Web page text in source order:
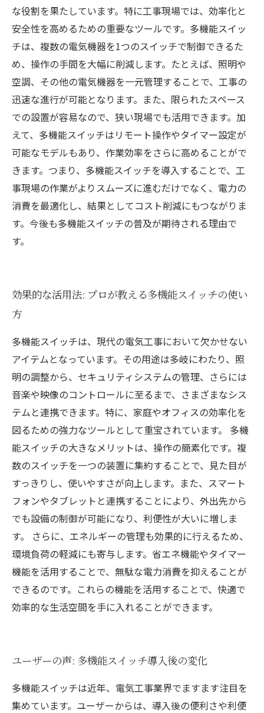
な役割を果たしています。特に工事現場では、効率化と
安全性を高めるための重要なツールです。多機能スイッ
チは、複数の電気機器を1つのスイッチで制御できるた
め、操作の手間を大幅に削減します。たとえば、照明や
空調、その他の電気機器を一元管理することで、工事の
迅速な進行が可能となります。また、限られたスペース
での設置が容易なので、狭い現場でも活用できます。加
えて、多機能スイッチはリモート操作やタイマー設定が
可能なモデルもあり、作業効率をさらに高めることがで
きます。つまり、多機能スイッチを導入することで、工
事現場の作業がよりスムーズに進むだけでなく、電力の
消費を最適化し、結果としてコスト削減にもつながりま
す。今後も多機能スイッチの普及が期待される理由で
す。
効果的な活用法: プロが教える多機能スイッチの使い
方
多機能スイッチは、現代の電気工事において欠かせない
アイテムとなっています。その用途は多岐にわたり、照
明の調整から、セキュリティシステムの管理、さらには
音楽や映像のコントロールに至るまで、さまざまなシス
テムと連携できます。特に、家庭やオフィスの効率化を
図るための強力なツールとして重宝されています。 多機
能スイッチの大きなメリットは、操作の簡素化です。複
数のスイッチを一つの装置に集約することで、見た目が
すっきりし、使いやすさが向上します。また、スマート
フォンやタブレットと連携することにより、外出先から
でも設備の制御が可能になり、利便性が大いに増しま
す。 さらに、エネルギーの管理も効果的に行えるため、
環境負荷の軽減にも寄与します。省エネ機能やタイマー
機能を活用することで、無駄な電力消費を抑えることが
できるのです。これらの機能を活用することで、快適で
効率的な生活空間を手に入れることができます。
ユーザーの声: 多機能スイッチ導入後の変化
多機能スイッチは近年、電気工事業界でますます注目を
集めています。ユーザーからは、導入後の便利さや利便